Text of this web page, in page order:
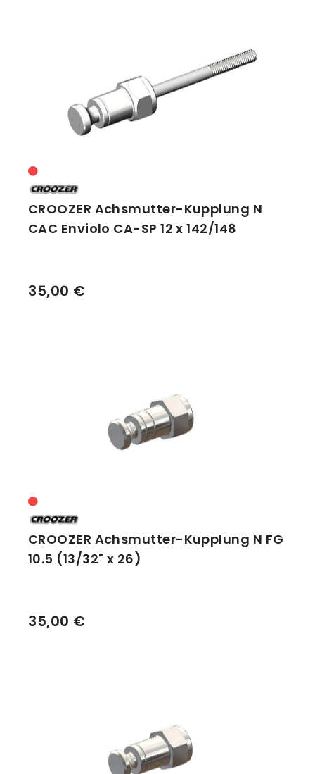
CROOZER Achsmutter-Kupplung N
CAC Enviolo CA-SP 12 x 142/148
35,00 €
CROOZER Achsmutter-Kupplung N FG
10.5 (13/32" x 26)
35,00 €